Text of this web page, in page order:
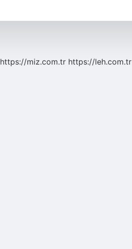
https://miz.com.tr https://leh.com.tr